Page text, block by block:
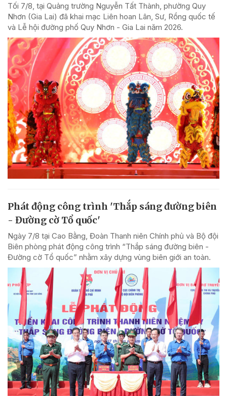
Tối 7/8, tại Quảng trường Nguyễn Tất Thành, phường Quy
Nhơn (Gia Lai) đã khai mạc Liên hoan Lân, Sư, Rồng quốc tế
và Lễ hội đường phố Quy Nhơn - Gia Lai năm 2026.
Phát động công trình 'Thắp sáng đường biên
- Đường cờ Tổ quốc'
Ngày 7/8 tại Cao Bằng, Đoàn Thanh niên Chính phủ và Bộ đội
Biên phòng phát động công trình “Thắp sáng đường biên -
Đường cờ Tổ quốc” nhằm xây dựng vùng biên giới an toàn.